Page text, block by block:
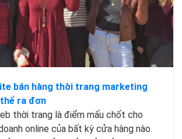
bán hàng thời trang marketing
ra đơn
thời trang là điểm mấu chốt cho
online của bất kỳ cửa hàng nào.